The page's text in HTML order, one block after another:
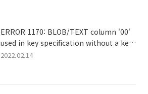
ERROR 1170: BLOB/TEXT column '00'
used in key specification without a key
length
2022.02.14